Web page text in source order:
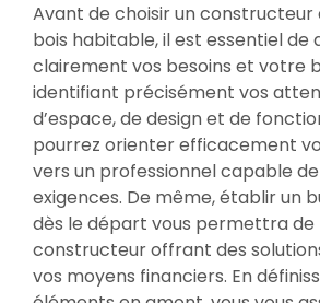
Avant de choisir un
bois habitable, il est essentiel de
clairement vos besoins et votre
identifiant précisément vos
d’espace, de design et de
pourrez orienter efficacement
vers un professionnel capable
exigences. De même, établir un
dès le départ vous permettra de
constructeur offrant des
vos moyens financiers. En